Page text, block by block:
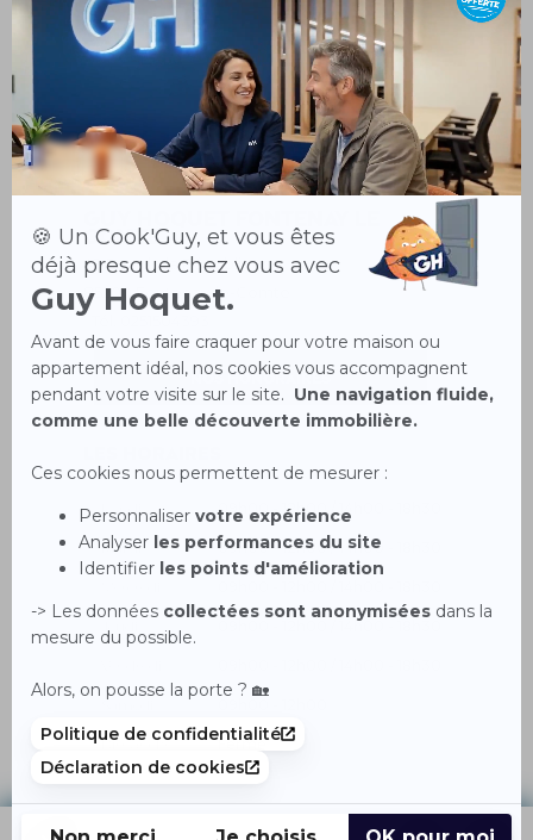
COMTE
49 Rue de la République
85200 Fontenay-le-Comte
0251504393
09h00 - 12h00 / 14h00 - 18h30
Mardi 09h00 - 12h00 / 14h00 - 18h30
09h00 - 12h00 / 14h00 - 18h30
Samedi
Dimanche Fermé